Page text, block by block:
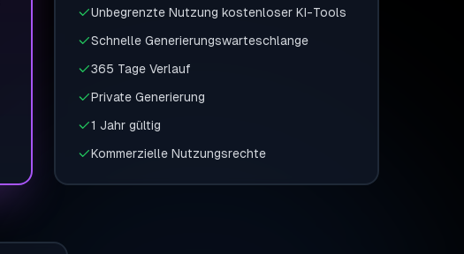
Unbegrenzte Nutzung kostenloser KI-Tools
Schnelle Generierungswarteschlange
365 Tage Verlauf
Private Generierung
1 Jahr gültig
Kommerzielle Nutzungsrechte